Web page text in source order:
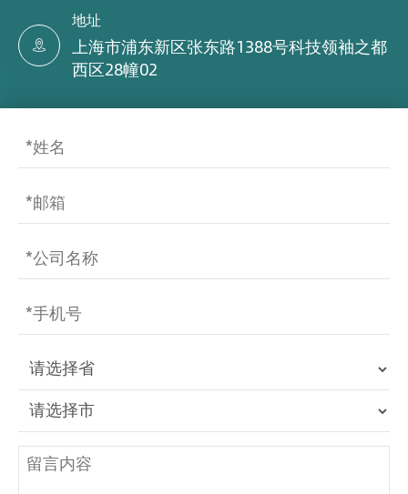

地址
上海市浦东新区张东路1388号科技领袖之都
西区28幢02